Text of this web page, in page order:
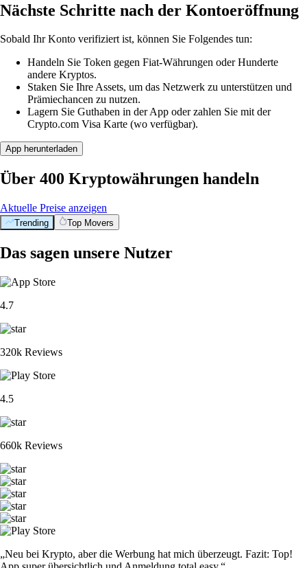
Nächste Schritte nach der Kontoeröffnung
Sobald Ihr Konto verifiziert ist, können Sie Folgendes tun:
Handeln Sie Token gegen Fiat-Währungen oder Hunderte
andere Kryptos.
Staken Sie Ihre Assets, um das Netzwerk zu unterstützen und
Prämiechancen zu nutzen.
Lagern Sie Guthaben in der App oder zahlen Sie mit der
Crypto.com Visa Karte (wo verfügbar).
App herunterladen
Über 400 Kryptowährungen handeln
Aktuelle Preise anzeigen
Trending Top Movers
Das sagen unsere Nutzer
4.7
320k Reviews
4.5
660k Reviews
„Neu bei Krypto, aber die Werbung hat mich überzeugt. Fazit: Top!